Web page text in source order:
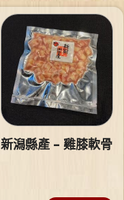
新潟縣產 – 雞膝軟骨